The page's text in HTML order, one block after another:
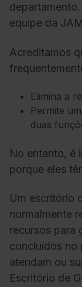
equipe da
Acreditamos
Elimina a
Permite
duas
No entanto, é
porque eles
Um escritório
normalmente
recursos para
concluídos no
atendam ou
Escritório de